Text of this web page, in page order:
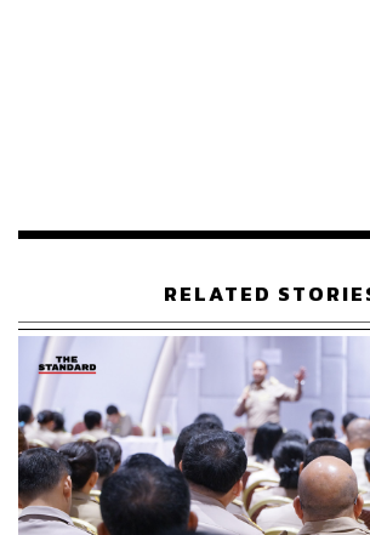
RELATED